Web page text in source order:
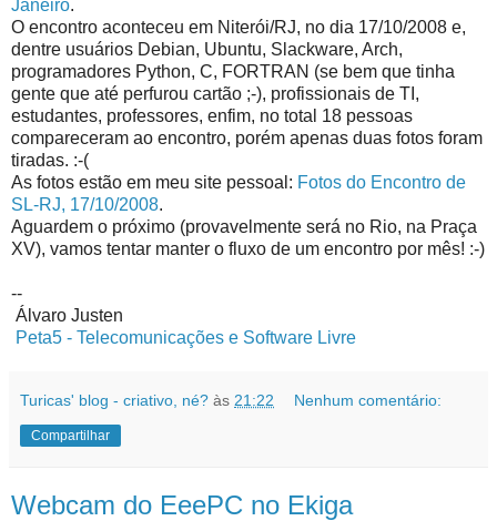
Janeiro.
O encontro aconteceu em Niterói/RJ, no dia 17/10/2008 e,
dentre usuários Debian, Ubuntu, Slackware, Arch,
programadores Python, C, FORTRAN (se bem que tinha
gente que até perfurou cartão ;-), profissionais de TI,
estudantes, professores, enfim, no total 18 pessoas
compareceram ao encontro, porém apenas duas fotos foram
tiradas. :-(
As fotos estão em meu site pessoal: Fotos do Encontro de
SL-RJ, 17/10/2008.
Aguardem o próximo (provavelmente será no Rio, na Praça
XV), vamos tentar manter o fluxo de um encontro por mês! :-)
--
Álvaro Justen
Peta5 - Telecomunicações e Software Livre
Turicas' blog - criativo, né? às 21:22 Nenhum comentário:
Compartilhar
Webcam do EeePC no Ekiga